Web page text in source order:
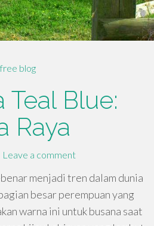
blog
Teal Blue:
Raya
Leave a comment
menjadi tren dalam dunia
besar perempuan yang
warna ini untuk busana saat